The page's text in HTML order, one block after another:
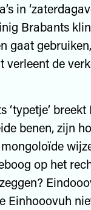
in
Brabants
gaat
verleent de
‘typetje’
benen, zijn
op het
Einhooovuh